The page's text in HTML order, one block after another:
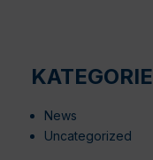
KATEGORIE
News
Uncategorized